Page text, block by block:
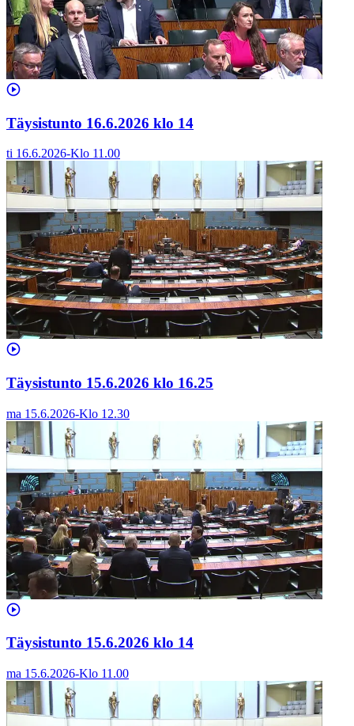
Täysistunto 16.6.2026 klo 14
ti 16.6.2026-Klo 11.00
Täysistunto 15.6.2026 klo 16.25
ma 15.6.2026-Klo 12.30
Täysistunto 15.6.2026 klo 14
ma 15.6.2026-Klo 11.00